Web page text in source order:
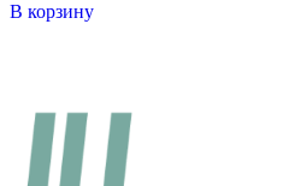
В корзину